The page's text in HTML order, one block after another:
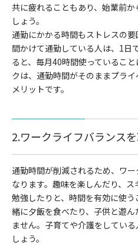
共に疲れることもあり、始業前
しょう。
通勤にかかる時間もストレスの
間かけて通勤している人は、1日
ると、毎月40時間使っているこ
クは、通勤時間がそのままプラ
メリットです。
2.ワークライフバランス
通勤時間が削減されるため、ワ
なります。趣味を楽しんだり、
勉強したりと、時間を有効に使
緒に夕飯を食べたり、子供と遊
ません。子育てや介護をしてい
しょう。